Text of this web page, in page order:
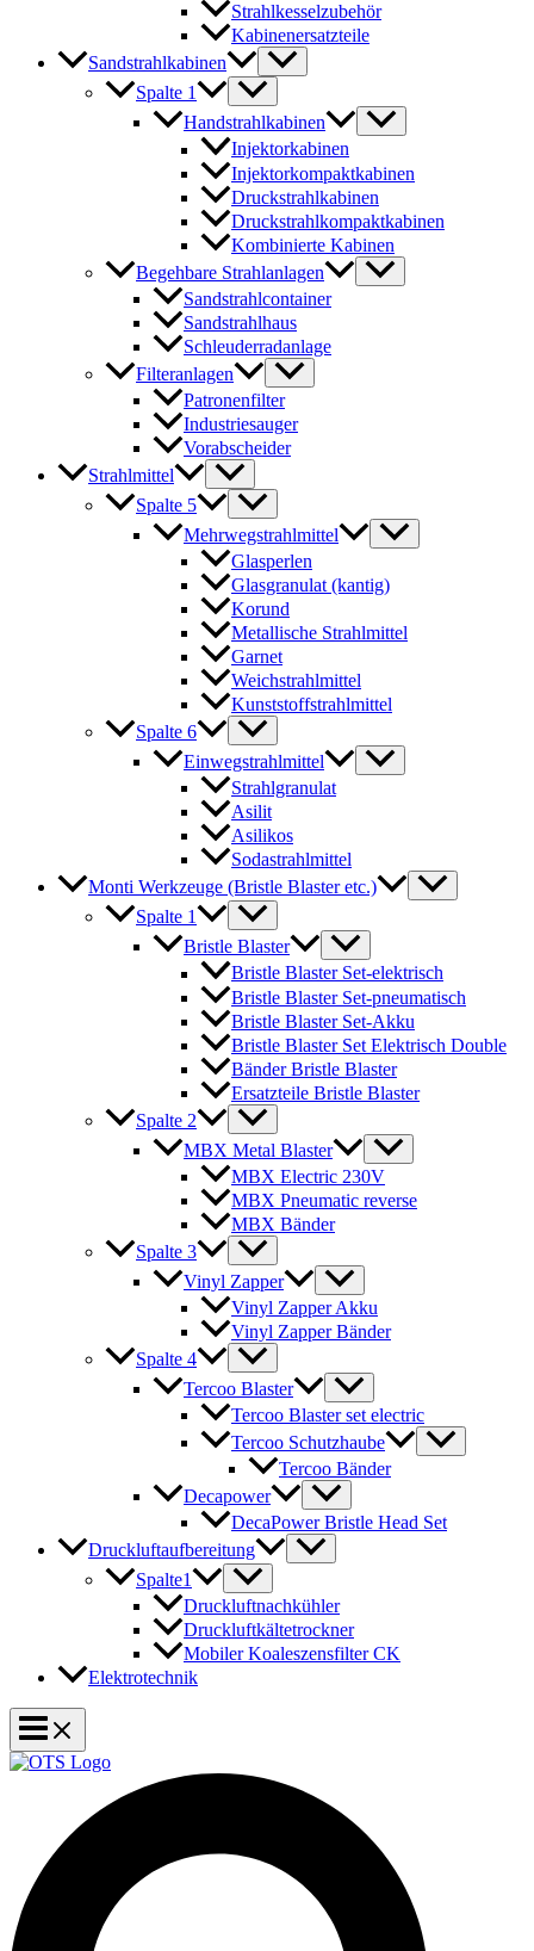
Strahlkesselzubehör
Kabinenersatzteile
Sandstrahlkabinen
Spalte 1
Handstrahlkabinen
Injektorkabinen
Injektorkompaktkabinen
Druckstrahlkabinen
Druckstrahlkompaktkabinen
Kombinierte Kabinen
Begehbare Strahlanlagen
Sandstrahlcontainer
Sandstrahlhaus
Schleuderradanlage
Filteranlagen
Patronenfilter
Industriesauger
Vorabscheider
Strahlmittel
Spalte 5
Mehrwegstrahlmittel
Glasperlen
Glasgranulat (kantig)
Korund
Metallische Strahlmittel
Garnet
Weichstrahlmittel
Kunststoffstrahlmittel
Spalte 6
Einwegstrahlmittel
Strahlgranulat
Asilit
Asilikos
Sodastrahlmittel
Monti Werkzeuge (Bristle Blaster etc.)
Spalte 1
Bristle Blaster
Bristle Blaster Set-elektrisch
Bristle Blaster Set-pneumatisch
Bristle Blaster Set-Akku
Bristle Blaster Set Elektrisch Double
Bänder Bristle Blaster
Ersatzteile Bristle Blaster
Spalte 2
MBX Metal Blaster
MBX Electric 230V
MBX Pneumatic reverse
MBX Bänder
Spalte 3
Vinyl Zapper
Vinyl Zapper Akku
Vinyl Zapper Bänder
Spalte 4
Tercoo Blaster
Tercoo Blaster set electric
Tercoo Schutzhaube
Tercoo Bänder
Decapower
DecaPower Bristle Head Set
Druckluftaufbereitung
Spalte1
Druckluftnachkühler
Druckluftkältetrockner
Mobiler Koaleszensfilter CK
Elektrotechnik